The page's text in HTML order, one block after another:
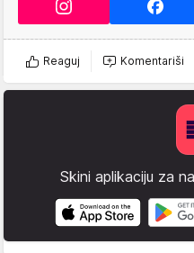
Reaguj Komentariši
Skini aplikaciju za